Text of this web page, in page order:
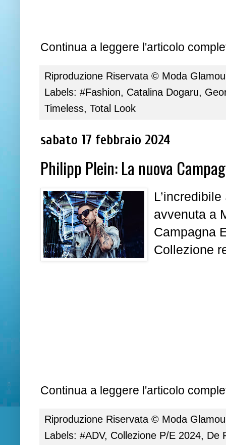
Continua a leggere l'articolo
Riproduzione Riservata © Moda
Labels: #Fashion, Catalina Dogaru,
Timeless, Total Look
sabato 17 febbraio 2024
Philipp Plein: La nuova
avvenuta a
Campagna
Collezione
Continua a leggere l'articolo
Riproduzione Riservata © Moda
Labels: #ADV, Collezione P/E 2024, De